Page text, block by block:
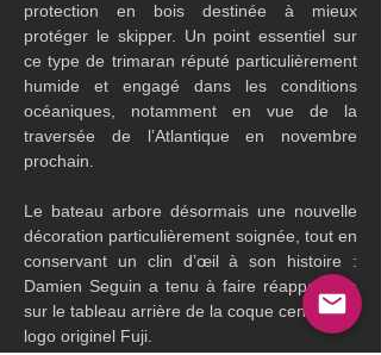
protection en bois destinée à mieux
protéger le skipper. Un point essentiel sur
ce type de trimaran réputé particulièrement
humide et engagé dans les conditions
océaniques, notamment en vue de la
traversée de l’Atlantique en novembre
prochain.
Le bateau arbore désormais une nouvelle
décoration particulièrement soignée, tout en
conservant un clin d’œil à son histoire :
Damien Seguin a tenu à faire réapparaître
sur le tableau arrière de la coque centrale le
logo originel Fuji.